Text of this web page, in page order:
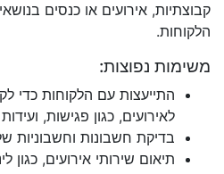
קבוצתיות, אירועים או כנסים
הלקוחות.
משימות נפוצות:
התייעצות עם הלקוחות כדי
לאירועים, כגון פגישות,
בדיקת חשבונות וחשבוניות
תיאום שירותי אירועים,